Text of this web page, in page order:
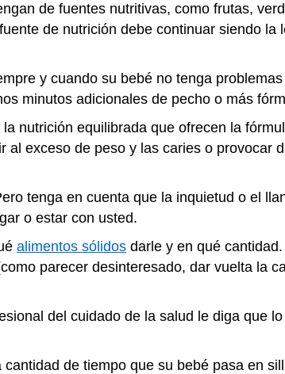
de fuentes nutritivas, como frutas,
de nutrición debe continuar siendo la
y cuando su bebé no tenga
minutos adicionales de pecho o más
nutrición equilibrada que ofrecen la
exceso de peso y las caries o provocar
tenga en cuenta que la inquietud o el
o estar con usted.
alimentos sólidos darle y en qué
parecer desinteresado, dar vuelta la
del cuidado de la salud le diga que
de tiempo que su bebé pasa en